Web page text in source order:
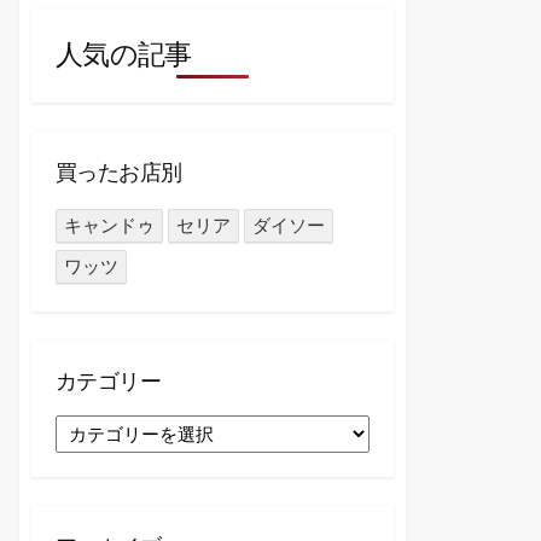
人気の記事
買ったお店別
キャンドゥ セリア
ダイソー
ワッツ
カテゴリー
カ
テ